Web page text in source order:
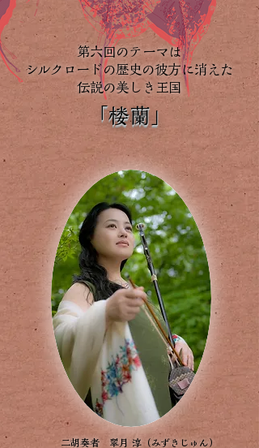
第六回のテーマは
シルクロードの歴史の彼方に消えた
伝説の美しき王国
「楼蘭」
二胡奏者 ​翠月 淳（みずきじゅん）